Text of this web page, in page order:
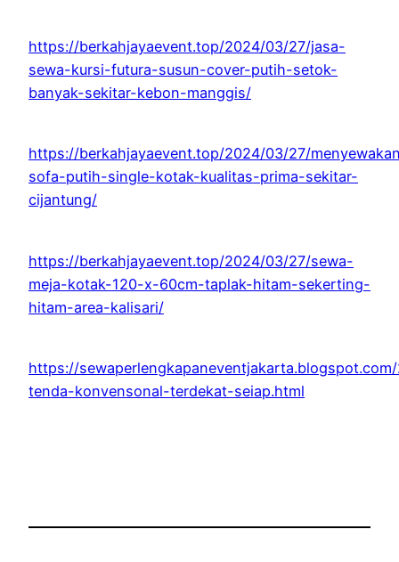
https://berkahjayaevent.top/2024/03/27/jasa-
sewa-kursi-futura-susun-cover-putih-setok-
banyak-sekitar-kebon-manggis/
https://berkahjayaevent.top/2024/03/27/
sofa-putih-single-kotak-kualitas-prima-sekitar-
cijantung/
https://berkahjayaevent.top/2024/03/27/sewa-
meja-kotak-120-x-60cm-taplak-hitam-sekerting-
hitam-area-kalisari/
https://
tenda-konvensonal-terdekat-seiap.html